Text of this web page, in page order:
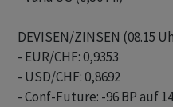
DEVISEN/ZINSEN (08.15
- EUR/CHF: 0,9353
- USD/CHF: 0,8692
- Conf-Future: -96 BP auf